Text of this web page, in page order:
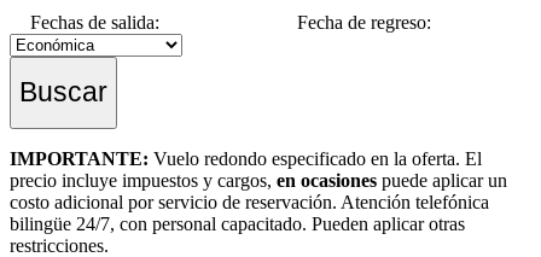
Fechas de salida: Fecha de regreso:
Buscar
IMPORTANTE: Vuelo redondo especificado en la oferta. El
precio incluye impuestos y cargos, en ocasiones puede aplicar un
costo adicional por servicio de reservación. Atención telefónica
bilingüe 24/7, con personal capacitado. Pueden aplicar otras
restricciones.